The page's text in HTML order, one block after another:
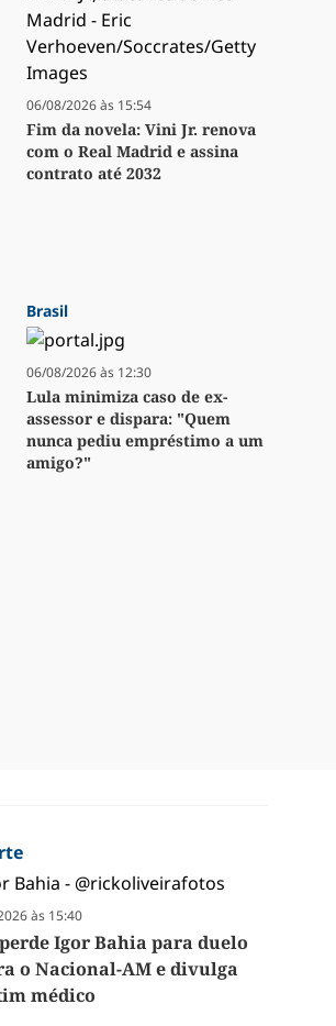
06/08/2026 às 15:54
Fim da novela: Vini Jr. renova
com o Real Madrid e assina
contrato até 2032
Brasil
06/08/2026 às 12:30
Lula minimiza caso de ex-
assessor e dispara: "Quem
nunca pediu empréstimo a um
amigo?"
às 15:40
Igor Bahia para duelo
o Nacional-AM e divulga
médico